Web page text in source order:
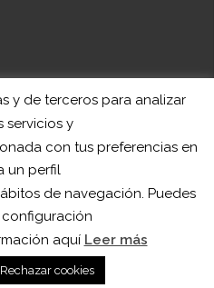
|Tema:Sydneypor
y de terceros para analizar
servicios y
con tus preferencias en